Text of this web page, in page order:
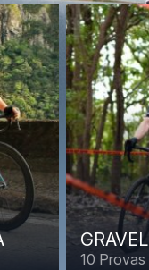
GRAVEL
10 Provas